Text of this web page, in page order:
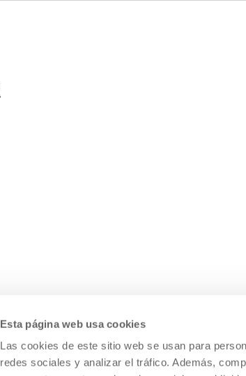
Esta página web usa cookies
Las cookies de este sitio web se usan para
redes sociales y analizar el tráfico. Además,